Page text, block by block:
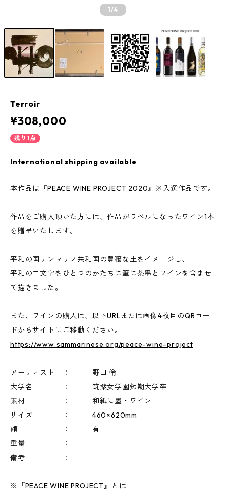
1/4
Terroir
¥308,000
残り1点
International shipping available
本作品は『PEACE WINE PROJECT 2020』※入選作品です。
作品をご購入頂いた方には、作品がラベルになったワイン1本
を贈呈いたします。
平和の国サンマリノ共和国の豊穣な土をイメージし、
平和の二文字をひとつのかたちに筆に茶墨とワインを含ませ
て描きました。
また、ワインの購入は、以下URLまたは画像4枚目のQRコー
ドからサイトにご移動ください。
https://www.sammarinese.org/peace-wine-project
アーティスト ： 野口 倫
大学名 ： 筑紫女学園短期大学卒
素材 ： 和紙に墨・ワイン
サイズ ： 460×620mm
額 ： 有
重量 ：
備考 ：
※『PEACE WINE PROJECT』とは